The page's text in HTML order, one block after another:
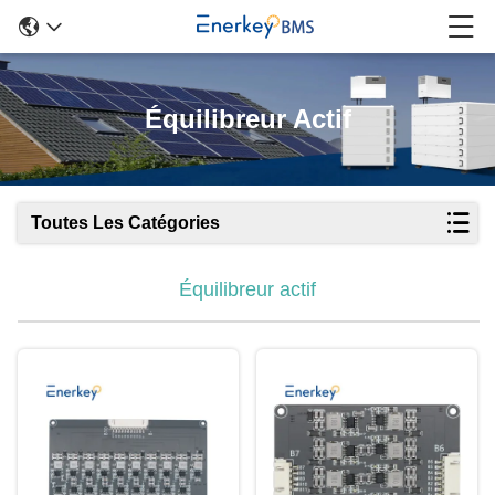
Équilibreur Actif
Toutes Les Catégories
Équilibreur actif